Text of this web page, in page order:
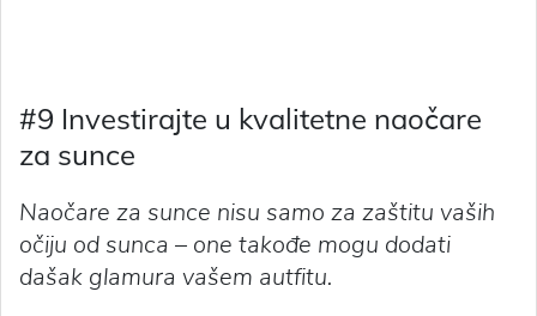
#9 Investirajte u kvalitetne naočare
za sunce
Naočare za sunce nisu samo za zaštitu vaših
očiju od sunca – one takođe mogu dodati
dašak glamura vašem autfitu.